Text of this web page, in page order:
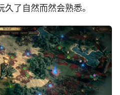
了自然而然会熟悉。